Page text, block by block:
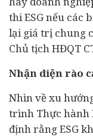
thi ESG nếu các
lại giá trị chung
Chủ tịch HĐQT
Nhận diện rào
Nhìn về xu
trình Thực hành
định rằng ESG